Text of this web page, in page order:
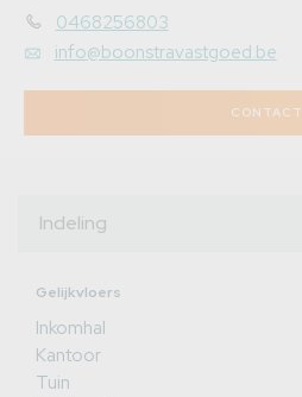
0468256803
info@boonstravastgoed.be
CONTACT
Indeling
Gelijkvloers
Inkomhal
Kantoor
Tuin